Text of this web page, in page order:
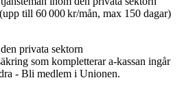
privata sektorn
som kompletterar a-kassan ingår
- Bli medlem i Unionen.